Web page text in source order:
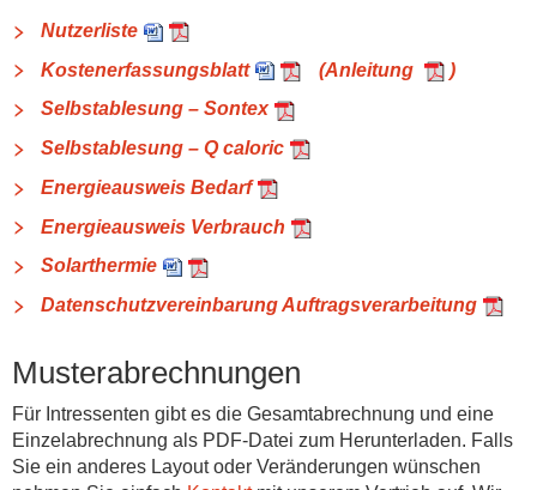
Nutzerliste
Kostenerfassungsblatt
(Anleitung
)
Selbstablesung – Sontex
Selbstablesung – Q caloric
Energieausweis Bedarf
Energieausweis Verbrauch
Solarthermie
Datenschutzvereinbarung Auftragsverarbeitung
Musterabrechnungen
Für Intressenten gibt es die Gesamtabrechnung und eine
Einzelabrechnung als PDF-Datei zum Herunterladen. Falls
Sie ein anderes Layout oder Veränderungen wünschen